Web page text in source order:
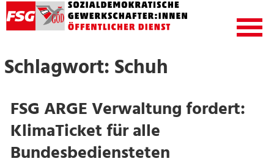
Schlagwort: Schuh
FSG ARGE Verwaltung fordert:
KlimaTicket für alle
Bundesbediensteten